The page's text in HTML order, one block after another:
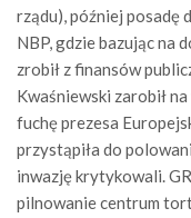
rządu), później posadę
NBP, gdzie bazując na
zrobił z finansów
Kwaśniewski zarobił
fuchę prezesa
przystąpiła do
inwazję krytykowali.
pilnowanie centrum